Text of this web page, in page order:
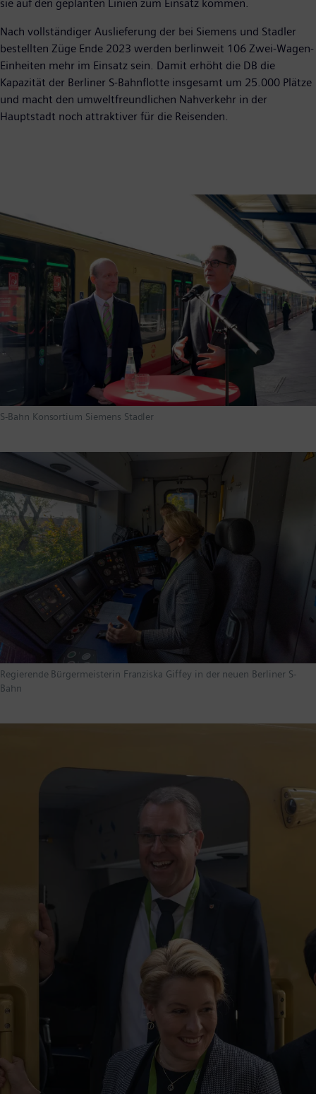
sie auf den geplanten Linien zum Einsatz kommen.
Nach vollständiger Auslieferung der bei Siemens und Stadler
bestellten Züge Ende 2023 werden berlinweit 106 Zwei-Wagen-
Einheiten mehr im Einsatz sein. Damit erhöht die DB die
Kapazität der Berliner S-Bahnflotte insgesamt um 25.000 Plätze
und macht den umweltfreundlichen Nahverkehr in der
Hauptstadt noch attraktiver für die Reisenden.
S-Bahn Konsortium Siemens Stadler
Regierende Bürgermeisterin Franziska Giffey in der neuen Berliner S-
Bahn